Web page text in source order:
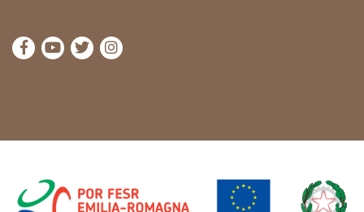
visita la pagina Facebook di Cammini Emilia-
visita la pagina YouTube di Cammini Emilia-
visita la pagina Twitter di Cammini Emilia-
visita la pagina Instagram di Cammini